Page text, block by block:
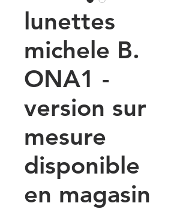
lunettes
michele B.
ONA1 -
version sur
mesure
disponible
en magasin